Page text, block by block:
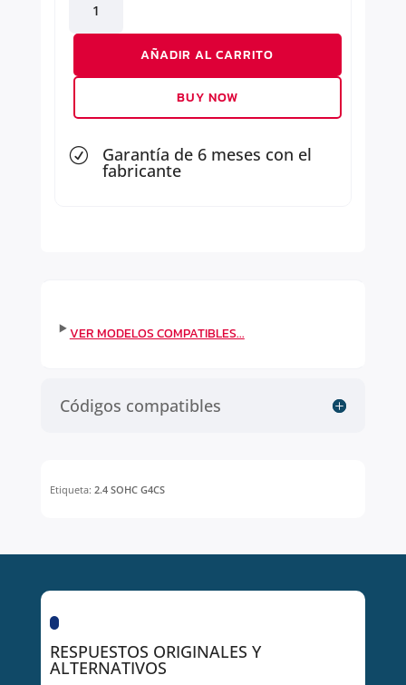
ABRE
PUERTA
DERECHA
AÑADIR AL CARRITO
BUY NOW
R Garantía de 6 meses con el
fabricante
Códigos compatibles
Etiqueta: 2.4 SOHC G4CS
RESPUESTOS ORIGINALES Y
ALTERNATIVOS